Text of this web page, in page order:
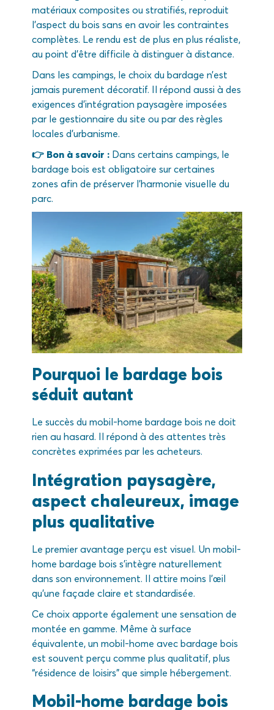
matériaux composites ou stratifiés, reproduit
l’aspect du bois sans en avoir les contraintes
complètes. Le rendu est de plus en plus réaliste,
au point d’être difficile à distinguer à distance.
Dans les campings, le choix du bardage n’est
jamais purement décoratif. Il répond aussi à des
exigences d’intégration paysagère imposées
par le gestionnaire du site ou par des règles
locales d’urbanisme.
👉 Bon à savoir :Dans certains campings, le
bardage bois est obligatoire sur certaines
zones afin de préserver l’harmonie visuelle du
parc.
Pourquoi le bardage bois
séduit autant
Le succès du mobil-home bardage bois ne doit
rien au hasard. Il répond à des attentes très
concrètes exprimées par les acheteurs.
Intégration paysagère,
aspect chaleureux, image
plus qualitative
Le premier avantage perçu est visuel. Un mobil-
home bardage bois s’intègre naturellement
dans son environnement. Il attire moins l’œil
qu’une façade claire et standardisée.
Ce choix apporte également une sensation de
montée en gamme. Même à surface
équivalente, un mobil-home avec bardage bois
est souvent perçu comme plus qualitatif, plus
“résidence de loisirs” que simple hébergement.
Mobil-home bardage bois